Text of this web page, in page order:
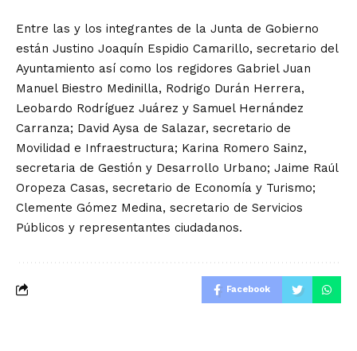
Entre las y los integrantes de la Junta de Gobierno
están Justino Joaquín Espidio Camarillo, secretario del
Ayuntamiento así como los regidores Gabriel Juan
Manuel Biestro Medinilla, Rodrigo Durán Herrera,
Leobardo Rodríguez Juárez y Samuel Hernández
Carranza; David Aysa de Salazar, secretario de
Movilidad e Infraestructura; Karina Romero Sainz,
secretaria de Gestión y Desarrollo Urbano; Jaime Raúl
Oropeza Casas, secretario de Economía y Turismo;
Clemente Gómez Medina, secretario de Servicios
Públicos y representantes ciudadanos.
Facebook